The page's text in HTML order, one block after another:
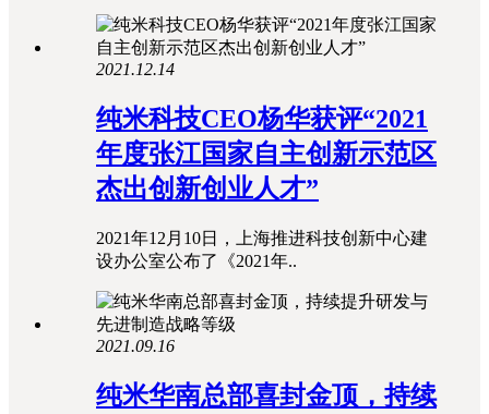
2021.12.14
纯米科技CEO杨华获评“2021
年度张江国家自主创新示范区
杰出创新创业人才”
2021年12月10日，上海推进科技创新中心建
设办公室公布了《2021年..
2021.09.16
纯米华南总部喜封金顶，持续